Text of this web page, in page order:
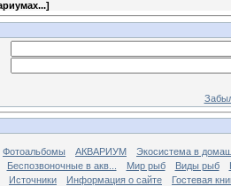
]
Фотоальбомы АКВАРИУМ
Экосистема в
Беспозвоночные в акв... Мир рыб Виды рыб
Источники Информация о сайте
Гостевая